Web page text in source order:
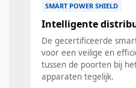
SMART POWER SHIELD
Intelligente
De gecertificeerde
voor een veilige en
tussen de poorten bij
apparaten tegelijk.